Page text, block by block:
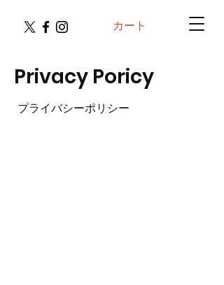
カート
Privacy Poricy
プライバシーポリシー